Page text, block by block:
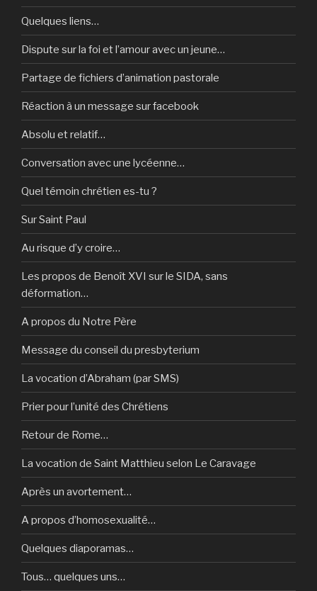
Quelques liens…
Dispute sur la foi et l’amour avec un jeune…
Partage de fichiers d’animation pastorale
Réaction à un message sur facebook
Absolu et relatif…
Conversation avec une lycéenne…
Quel témoin chrétien es-tu ?
Sur Saint Paul
Au risque d’y croire…
Les propos de Benoît XVI sur le SIDA, sans
déformation…
A propos du Notre Père
Message du conseil du presbyterium
La vocation d’Abraham (par SMS)
Prier pour l’unité des Chrétiens
Retour de Rome…
La vocation de Saint Matthieu selon Le Caravage
Après un avortement…
A propos d’homosexualité…
Quelques diaporamas…
Tous… quelques uns…